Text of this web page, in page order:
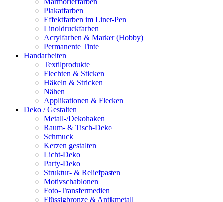
Marmorierfarben
Plakatfarben
Effektfarben im Liner-Pen
Linoldruckfarben
Acrylfarben & Marker (Hobby)
Permanente Tinte
Handarbeiten
Textilprodukte
Flechten & Sticken
Häkeln & Stricken
Nähen
Applikationen & Flecken
Deko / Gestalten
Metall-/Dekohaken
Raum- & Tisch-Deko
Schmuck
Kerzen gestalten
Licht-Deko
Party-Deko
Struktur- & Reliefpasten
Motivschablonen
Foto-Transfermedien
Flüssigbronze & Antikmetall